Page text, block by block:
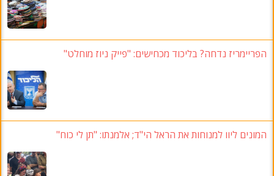
הפריימריז נדחה? בליכוד מכחישים: "פייק ניוז מוחלט"
המונים ליוו למנוחות את הראל הי"ד; אלמנתו: "תן לי כוח"